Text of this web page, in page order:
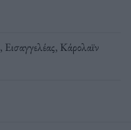
, Εισαγγελέας, Κάρολαϊν